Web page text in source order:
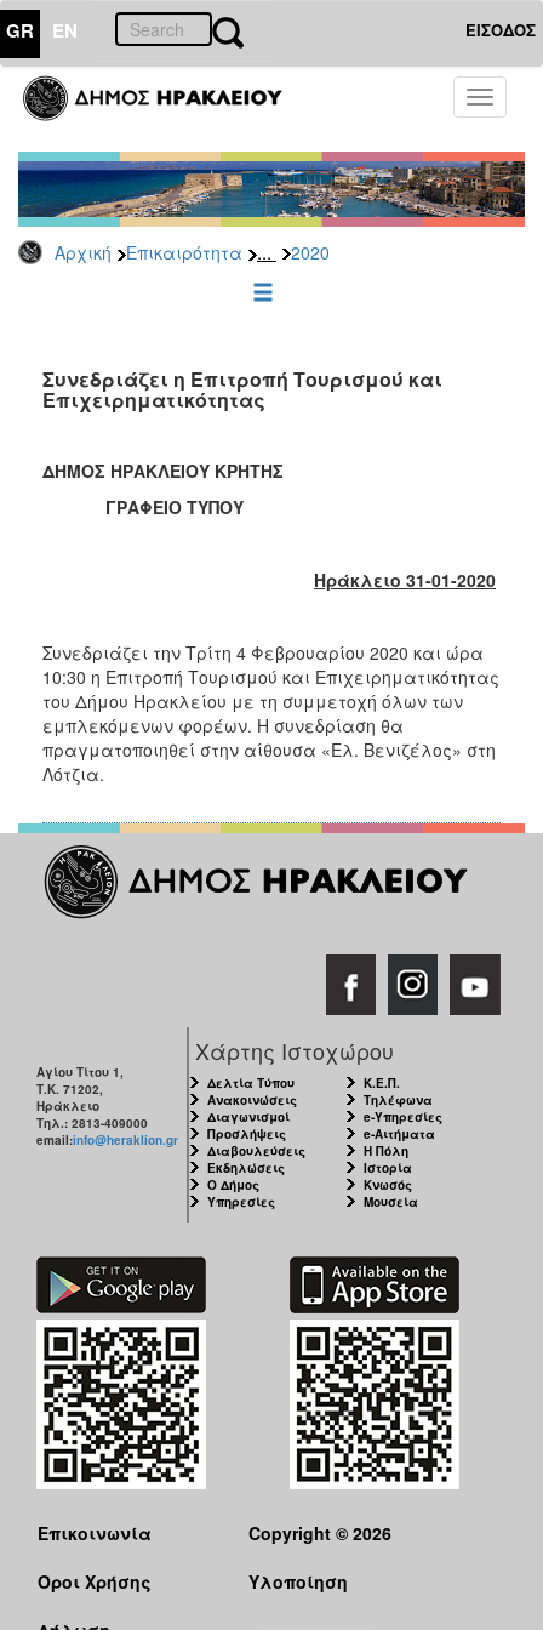
GR EN ΕΙΣΟΔΟΣ
Toggle
Αρχική Επικαιρότητα ... 2020
ΕΠΙΚΑΙΡΟΤΗΤΑ
Τύπου
Αρχείο
2026
2025
2022
2021
2019
2018
2013
2012
2011
2010
Συνεδριάζει η Επιτροπή Τουρισμού και
Επιχειρηματικότητας
ΔΗΜΟΣ ΗΡΑΚΛΕΙΟΥ ΚΡΗΤΗΣ
ΓΡΑΦΕΙΟ ΤΥΠΟΥ
Ηράκλειο 31-01-2020
Συνεδριάζει την Τρίτη 4 Φεβρουαρίου 2020 και ώρα
10:30 η Επιτροπή Τουρισμού και Επιχειρηματικότητας
του Δήμου Ηρακλείου με τη συμμετοχή όλων των
εμπλεκόμενων φορέων. Η συνεδρίαση θα
πραγματοποιηθεί στην αίθουσα «Ελ. Βενιζέλος» στη
Λότζια.
Αγίου Τίτου 1,
Τ.Κ. 71202,
Ηράκλειο
Τηλ.: 2813-409000
email:info@heraklion.gr
Χάρτης Ιστοχώρου
Δελτία Τύπου
Ανακοινώσεις
Διαγωνισμοί
Προσλήψεις
Διαβουλεύσεις
Εκδηλώσεις
Ο Δήμος
Υπηρεσίες
Κ.Ε.Π.
Τηλέφωνα
e-Υπηρεσίες
e-Αιτήματα
Η Πόλη
Ιστορία
Κνωσός
Μουσεία
Επικοινωνία
Όροι Χρήσης
Copyright © 2026
Υλοποίηση